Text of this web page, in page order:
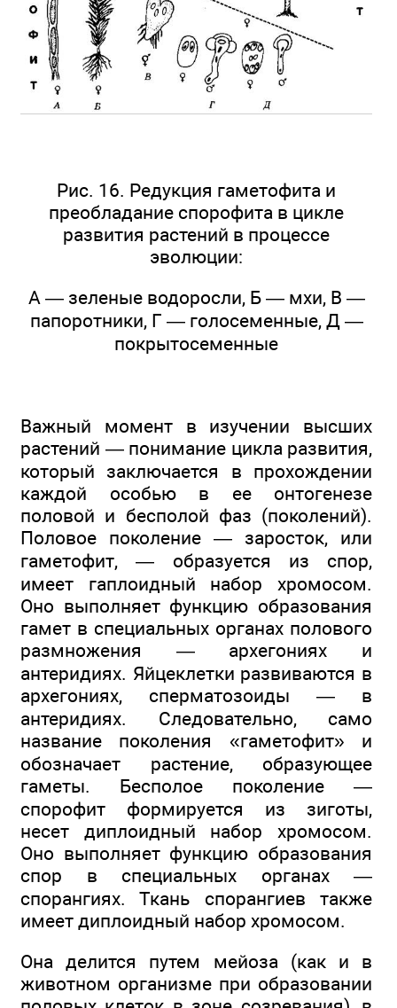
Рис. 16. Редукция гаметофита и
преобладание спорофита в цикле
развития растений в процессе
эволюции:
А — зеленые водоросли, Б — мхи, В —
папоротники, Г — голосеменные, Д —
покрытосеменные
Важный момент в изучении высших
растений — понимание цикла развития,
который заключается в прохождении
каждой особью в ее онтогенезе
половой и бесполой фаз (поколений).
Половое поколение — заросток, или
гаметофит, — образуется из спор,
имеет гаплоидный набор хромосом.
Оно выполняет функцию образования
гамет в специальных органах полового
размножения — архегониях и
антеридиях. Яйцеклетки развиваются в
архегониях, сперматозоиды — в
антеридиях. Следовательно, само
название поколения «гаметофит» и
обозначает растение, образующее
гаметы. Бесполое поколение —
спорофит формируется из зиготы,
несет диплоидный набор хромосом.
Оно выполняет функцию образования
спор в специальных органах —
спорангиях. Ткань спорангиев также
имеет диплоидный набор хромосом.
Она делится путем мейоза (как и в
животном организме при образовании